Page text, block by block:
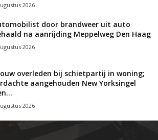
2026
door brandweer uit auto
na aanrijding Meppelweg Den Haag
2026
overleden bij schietpartij in woning;
aangehouden New Yorksingel
2026